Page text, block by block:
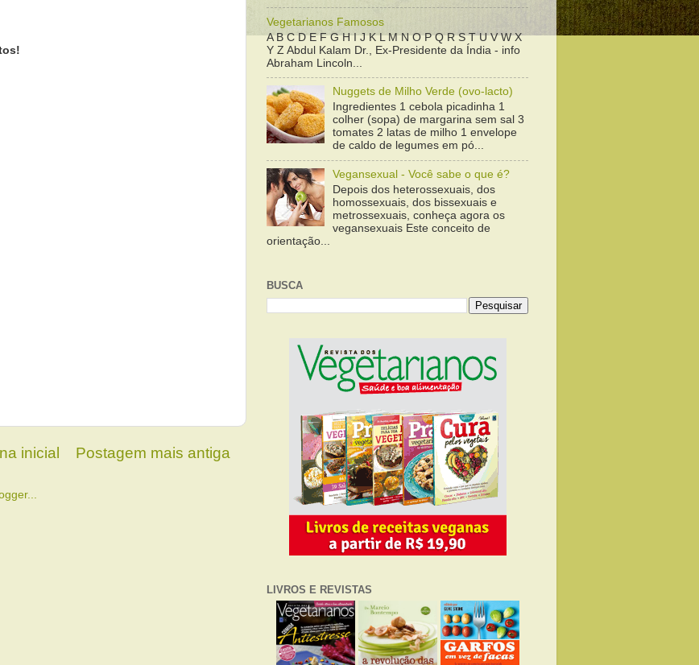
Postagem mais antiga
inicial
Vegetarianos Famosos
A B C D E F G H I J K L M N O P Q R S T U V W X
Y Z Abdul Kalam Dr., Ex-Presidente da Índia - info
Abraham Lincoln...
Nuggets de Milho Verde (ovo-lacto)
Ingredientes 1 cebola picadinha 1
colher (sopa) de margarina sem sal 3
tomates 2 latas de milho 1 envelope
de caldo de legumes em pó...
Vegansexual - Você sabe o que é?
Depois dos heterossexuais, dos
homossexuais, dos bissexuais e
metrossexuais, conheça agora os
vegansexuais Este conceito de
orientação...
BUSCA
LIVROS E REVISTAS